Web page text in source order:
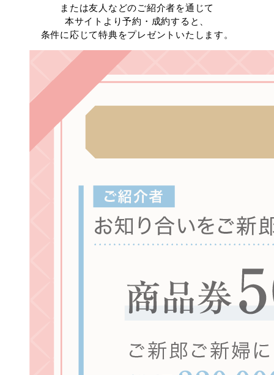
または友人などのご紹介者を通じて
本サイトより予約・成約すると、
条件に応じて特典をプレゼントいたします。